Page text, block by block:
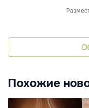
Похожие